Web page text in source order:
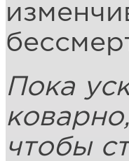
Пока
чтобы